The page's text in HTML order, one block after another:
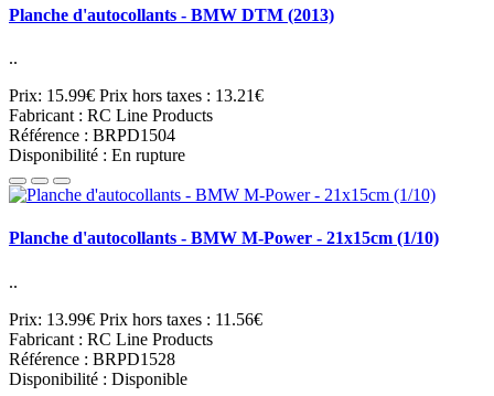
Planche d'autocollants - BMW DTM (2013)
..
Prix: 15.99€ Prix hors taxes : 13.21€
Fabricant : RC Line Products
Référence : BRPD1504
Disponibilité : En rupture
Planche d'autocollants - BMW M-Power - 21x15cm (1/10)
..
Prix: 13.99€ Prix hors taxes : 11.56€
Fabricant : RC Line Products
Référence : BRPD1528
Disponibilité : Disponible